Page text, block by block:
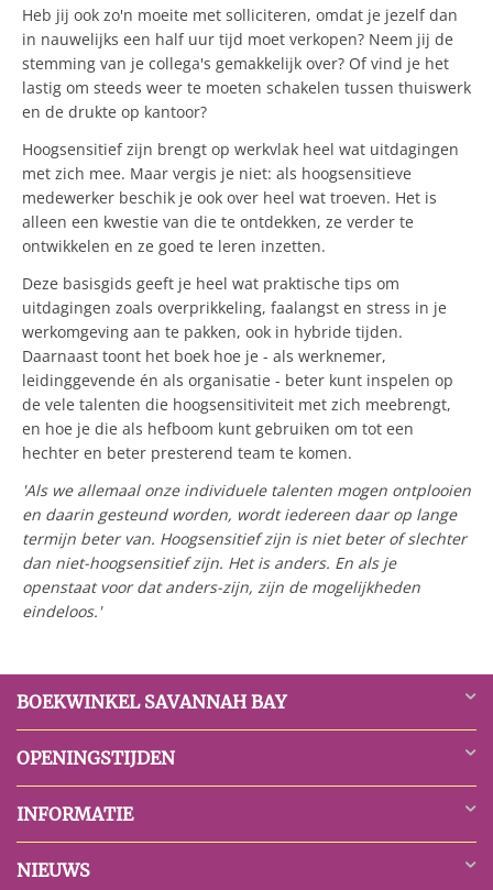
Heb jij ook zo'n moeite met solliciteren, omdat je jezelf dan
in nauwelijks een half uur tijd moet verkopen? Neem jij de
stemming van je collega's gemakkelijk over? Of vind je het
lastig om steeds weer te moeten schakelen tussen thuiswerk
en de drukte op kantoor?
Hoogsensitief zijn brengt op werkvlak heel wat uitdagingen
met zich mee. Maar vergis je niet: als hoogsensitieve
medewerker beschik je ook over heel wat troeven. Het is
alleen een kwestie van die te ontdekken, ze verder te
ontwikkelen en ze goed te leren inzetten.
Deze basisgids geeft je heel wat praktische tips om
uitdagingen zoals overprikkeling, faalangst en stress in je
werkomgeving aan te pakken, ook in hybride tijden.
Daarnaast toont het boek hoe je - als werknemer,
leidinggevende én als organisatie - beter kunt inspelen op
de vele talenten die hoogsensitiviteit met zich meebrengt,
en hoe je die als hefboom kunt gebruiken om tot een
hechter en beter presterend team te komen.
'Als we allemaal onze individuele talenten mogen ontplooien
en daarin gesteund worden, wordt iedereen daar op lange
termijn beter van. Hoogsensitief zijn is niet beter of slechter
dan niet-hoogsensitief zijn. Het is anders. En als je
openstaat voor dat anders-zijn, zijn de mogelijkheden
eindeloos.'
BOEKWINKEL SAVANNAH BAY
OPENINGSTIJDEN
INFORMATIE
NIEUWS